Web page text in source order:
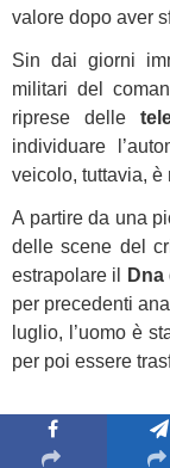
valore dopo aver
Sin dai giorni
militari del
riprese delle
individuare
veicolo, tuttavia, è
A partire da una
delle scene del
estrapolare il
Dna
per precedenti
luglio, l’uomo è
per poi essere